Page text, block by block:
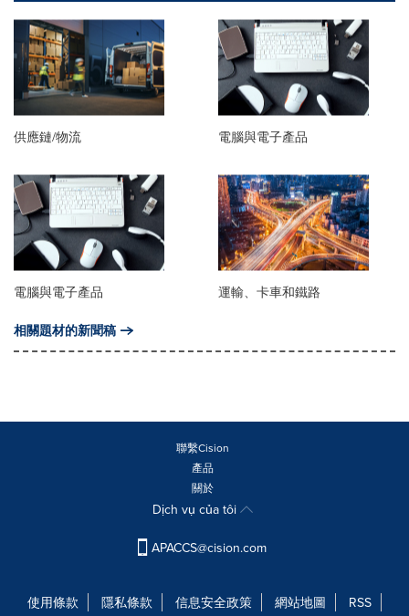
供應鏈/物流 電腦與電子產品
電腦與電子產品 運輸、卡車和鐵路
相關題材的新聞稿
聯繫Cision
產品
關於
Dịch vụ của tôi
APACCS@cision.com
使用條款 隱私條款 信息安全政策 網站地圖 RSS